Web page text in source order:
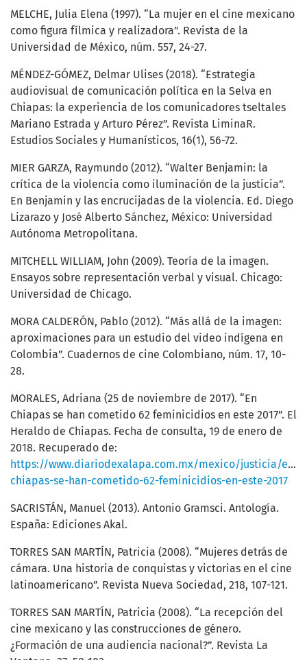
MELCHE, Julia Elena (1997). “La mujer en el cine mexicano
como figura fílmica y realizadora”. Revista de la
Universidad de México, núm. 557, 24-27.
MÉNDEZ-GÓMEZ, Delmar Ulises (2018). “Estrategia
audiovisual de comunicación política en la Selva en
Chiapas: la experiencia de los comunicadores tseltales
Mariano Estrada y Arturo Pérez”. Revista LiminaR.
Estudios Sociales y Humanísticos, 16(1), 56-72.
MIER GARZA, Raymundo (2012). “Walter Benjamin: la
crítica de la violencia como iluminación de la justicia”.
En Benjamin y las encrucijadas de la violencia. Ed. Diego
Lizarazo y José Alberto Sánchez, México: Universidad
Autónoma Metropolitana.
MITCHELL WILLIAM, John (2009). Teoría de la imagen.
Ensayos sobre representación verbal y visual. Chicago:
Universidad de Chicago.
MORA CALDERÓN, Pablo (2012). “Más allá de la imagen:
aproximaciones para un estudio del video indígena en
Colombia”. Cuadernos de cine Colombiano, núm. 17, 10-
28.
MORALES, Adriana (25 de noviembre de 2017). “En
Chiapas se han cometido 62 feminicidios en este 2017”. El
Heraldo de Chiapas. Fecha de consulta, 19 de enero de
2018. Recuperado de:
https://www.diariodexalapa.com.mx/mexico/justicia/en-
chiapas-se-han-cometido-62-feminicidios-en-este-2017
SACRISTÁN, Manuel (2013). Antonio Gramsci. Antología.
España: Ediciones Akal.
TORRES SAN MARTÍN, Patricia (2008). “Mujeres detrás de
cámara. Una historia de conquistas y victorias en el cine
latinoamericano”. Revista Nueva Sociedad, 218, 107-121.
TORRES SAN MARTÍN, Patricia (2008). “La recepción del
cine mexicano y las construcciones de género.
¿Formación de una audiencia nacional?”. Revista La